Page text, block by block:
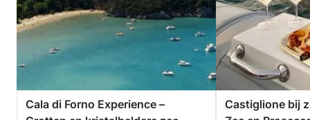
Cala di Forno Experience –
Castiglione bij